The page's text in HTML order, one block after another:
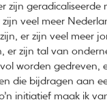
zijn geradicaliseerde
veel meer
er zijn veel meer
er zijn tal van
worden gedreven,
die bijdragen aan
initiatief maak ik